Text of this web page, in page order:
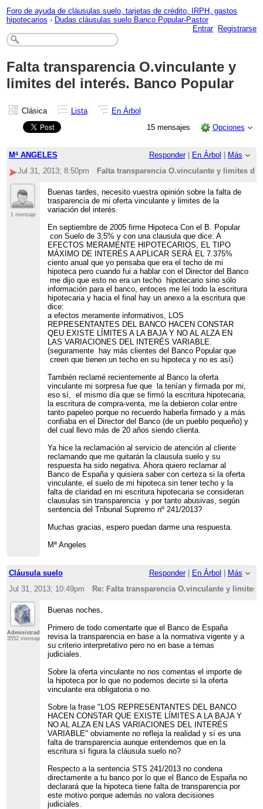
Foro de ayuda de cláusulas suelo, tarjetas de crédito, IRPH, gastos
hipotecarios › Dudas cláusulas suelo Banco Popular-Pastor
Entrar
Registrarse
Falta transparencia O.vinculante y
limites del interés. Banco Popular
Clásica Lista
En Árbol
15 mensajes
Opciones
Mª ANGELES Responder| En Árbol
Más
Jul 31, 2013; 8:50pm
Falta transparencia O.vinculante y limites
1 mensaje
Buenas tardes, necesito vuestra opinión sobre la falta de
trasparencia de mi oferta vinculante y limites de la
variación del interés.
En septiembre de 2005 firme Hipoteca Con el B. Popular
con Suelo de 3,5% y con una clausula que dice: A
EFECTOS MERAMENTE HIPOTECARIOS, EL TIPO
MÁXIMO DE INTERÉS A APLICAR SERÁ EL 7.375%
ciento anual que yo pensaba que era el techo de mi
hipoteca pero cuando fui a hablar con el Director del Banco
me dijo que esto no era un techo hipotecario sino sólo
información para el banco, entoces me leí todo la escritura
hipotecaria y hacia el final hay un anexo a la escritura que
dice:
a efectos meramente informativos, LOS
REPRESENTANTES DEL BANCO HACEN CONSTAR
QEU EXISTE LÍMITES A LA BAJA Y NO AL ALZA EN
LAS VARIACIONES DEL INTERÉS VARIABLE.
(seguramente hay más clientes del Banco Popular que
creen que tienen un techo en su hipoteca y no es así)
También reclamé recientemente al Banco la oferta
vinculante mi sorpresa fue que la tenían y firmada por mi,
eso sí, el mismo día que se firmó la escritura hipotecaria,
la escritura de compra-venta, me la debieron colar entre
tanto papeleo porque no recuerdo haberla firmado y a más
confiaba en el Director del Banco (de un pueblo pequeño) y
del cual llevo más de 20 años siendo clienta.
Ya hice la reclamación al servicio de atención al cliente
reclamando que me quitarán la clausula suelo y su
respuesta ha sido negativa. Ahora quiero reclamar al
Banco de España y quisiera saber con certeza si la oferta
vinculante, el suelo de mi hipoteca sin tener techo y la
falta de claridad en mi escritura hipotecaria se consideran
clausulas sin transparencia y por tanto abusivas, según
sentencia del Tribunal Supremo nº 241/2013?
Muchas gracias, espero puedan darme una respuesta.
Mª Angeles
Cláusula suelo Responder| En Árbol
Más
Jul 31, 2013; 10:49pm
Re: Falta transparencia O.vinculante y limites
Administrador
3552 mensajes
Buenas noches,
Primero de todo comentarte que el Banco de España
revisa la transparencia en base a la normativa vigente y a
su criterio interpretativo pero no en base a temas
judiciales.
Sobre la oferta vinculante no nos comentas el importe de
la hipoteca por lo que no podemos decirte si la oferta
vinculante era obligatoria o no.
Sobre la frase "LOS REPRESENTANTES DEL BANCO
HACEN CONSTAR QUE EXISTE LÍMITES A LA BAJA Y
NO AL ALZA EN LAS VARIACIONES DEL INTERÉS
VARIABLE" obviamente no refleja la realidad y sí es una
falta de transparencia aunque entendemos que en la
escritura sí figura la cláusula suelo no?
Respecto a la sentencia STS 241/2013 no condena
directamente a tu banco por lo que el Banco de España no
declarará que la hipoteca tiene falta de transparencia por
este motivo porque además no valora decisiones
judiciales.